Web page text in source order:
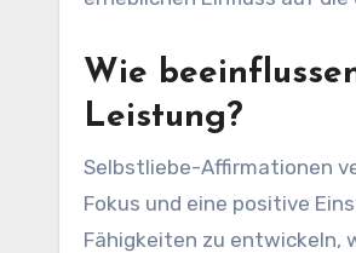
Wie
Leistung?
Selbstliebe-Affirmationen
Fokus und eine positive
Fähigkeiten zu entwickeln,